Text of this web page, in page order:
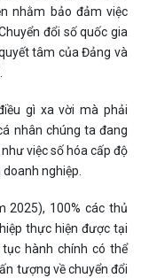
nhằm bảo đảm việc
đổi số quốc gia
tâm của Đảng và
gì xa vời mà phải
nhân chúng ta đang
việc số hóa cấp độ
nghiệp.
2025), 100% các thủ
thực hiện được tại
hành chính có thể
tượng về chuyển đổi